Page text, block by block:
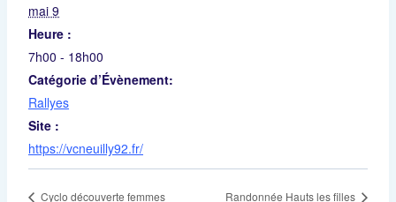
mai 9
Heure :
7h00 - 18h00
Catégorie d’Évènement:
Rallyes
Site :
https://vcneuilly92.fr/
Cyclo découverte femmes Randonnée Hauts les filles